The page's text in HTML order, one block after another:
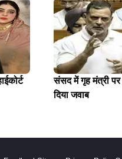
संसद में गृह मंत्री पर
दिया जवाब